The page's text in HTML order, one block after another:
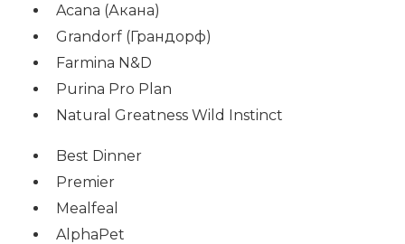
Acana (Акана)
Grandorf (Грандорф)
Farmina N&D
Purina Pro Plan
Natural Greatness Wild Instinct
Best Dinner
Premier
Mealfeal
AlphaPet